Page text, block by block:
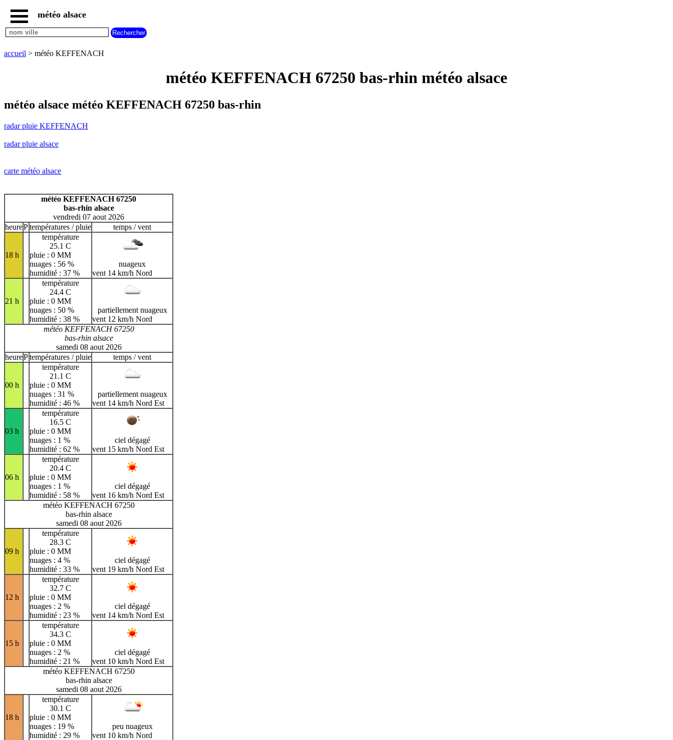
accueil
radar
KEFFENACH
radar
pluie
carte
météo
france
villes
F
G
H
I J K L M
N
R S T
U
V
W X Y Z
météo alsace
accueil > météo KEFFENACH
météo KEFFENACH 67250 bas-rhin météo alsace
météo alsace météo KEFFENACH 67250 bas-rhin
radar pluie KEFFENACH
radar pluie alsace
carte météo alsace
météo KEFFENACH 67250
bas-rhin alsace
vendredi 07 aout 2026
heurePtempératures / pluie temps / vent
18 h
température
25.1 C
pluie : 0 MM
nuages : 56 %
humidité : 37 %
nuageux
vent 14 km/h Nord
21 h
température
24.4 C
pluie : 0 MM
nuages : 50 %
humidité : 38 %
partiellement nuageux
vent 12 km/h Nord
météo KEFFENACH 67250
bas-rhin alsace
samedi 08 aout 2026
heurePtempératures / pluie temps / vent
00 h
température
21.1 C
pluie : 0 MM
nuages : 31 %
humidité : 46 %
partiellement nuageux
vent 14 km/h Nord Est
03 h
température
16.5 C
pluie : 0 MM
nuages : 1 %
humidité : 62 %
ciel dégagé
vent 15 km/h Nord Est
06 h
température
20.4 C
pluie : 0 MM
nuages : 1 %
humidité : 58 %
ciel dégagé
vent 16 km/h Nord Est
météo KEFFENACH 67250
bas-rhin alsace
samedi 08 aout 2026
09 h
température
28.3 C
pluie : 0 MM
nuages : 4 %
humidité : 33 %
ciel dégagé
vent 19 km/h Nord Est
12 h
température
32.7 C
pluie : 0 MM
nuages : 2 %
humidité : 23 %
ciel dégagé
vent 14 km/h Nord Est
15 h
température
34.3 C
pluie : 0 MM
nuages : 2 %
humidité : 21 %
ciel dégagé
vent 10 km/h Nord Est
météo KEFFENACH 67250
bas-rhin alsace
samedi 08 aout 2026
18 h
température
30.1 C
pluie : 0 MM
nuages : 19 %
humidité : 29 %
peu nuageux
vent 10 km/h Nord